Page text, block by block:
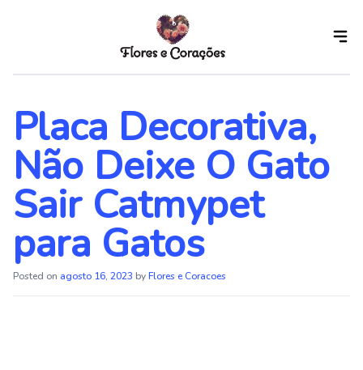
content
Placa Decorativa,
Não Deixe O Gato
Sair Catmypet
para Gatos
Posted on agosto 16, 2023 byFlores e Coracoes